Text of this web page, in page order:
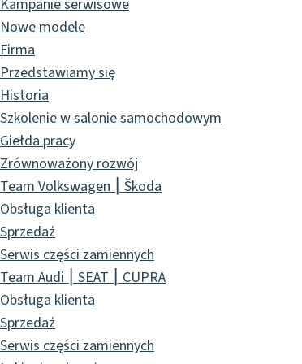
Kampanie serwisowe
Nowe modele
Firma
Przedstawiamy się
Historia
Szkolenie w salonie samochodowym
Giełda pracy
Zrównoważony rozwój
Team Volkswagen ⎮ Škoda
Obsługa klienta
Sprzedaż
Serwis części zamiennych
Team Audi ⎮ SEAT ⎮ CUPRA
Obsługa klienta
Sprzedaż
Serwis części zamiennych